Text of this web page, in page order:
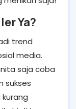
Ya?
trend
media.
saja coba
sukses